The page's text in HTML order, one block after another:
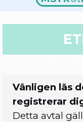
Vänligen läs
registrerar
Detta avtal